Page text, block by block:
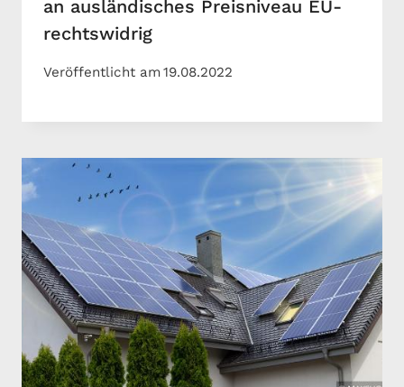
an ausländisches Preisniveau EU-
rechtswidrig
Veröffentlicht am19.08.2022